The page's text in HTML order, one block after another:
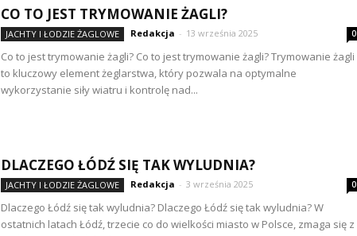
CO TO JEST TRYMOWANIE ŻAGLI?
JACHTY I ŁODZIE ŻAGLOWE Redakcja - 13 września 2025 0
Co to jest trymowanie żagli? Co to jest trymowanie żagli? Trymowanie żagli
to kluczowy element żeglarstwa, który pozwala na optymalne
wykorzystanie siły wiatru i kontrolę nad...
DLACZEGO ŁÓDŹ SIĘ TAK WYLUDNIA?
JACHTY I ŁODZIE ŻAGLOWE Redakcja - 3 września 2025 0
Dlaczego Łódź się tak wyludnia? Dlaczego Łódź się tak wyludnia? W
ostatnich latach Łódź, trzecie co do wielkości miasto w Polsce, zmaga się z